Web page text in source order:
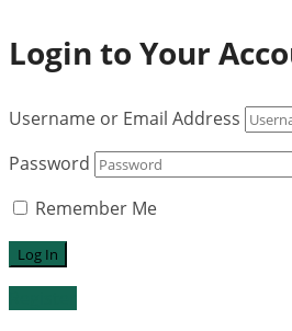
Login to Your
Username or Email Address
Password
Remember Me